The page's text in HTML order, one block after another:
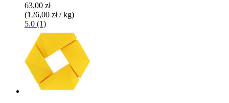
63,00 zł
(126,00 zł / kg)
5.0 (1)